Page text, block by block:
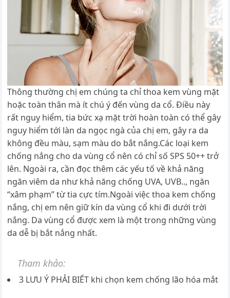
Thông thường chị em chúng ta chỉ thoa kem vùng mặt
hoặc toàn thân mà ít chú ý đến vùng da cổ. Điều này
rất nguy hiểm, tia bức xạ mặt trời hoàn toàn có thể gây
nguy hiểm tới làn da ngọc ngà của chị em, gây ra da
không đều màu, sạm màu do bắt nắng.Các loại kem
chống nắng cho da vùng cổ nên có chỉ số SPS 50++ trở
lên. Ngoài ra, cần đọc thêm các yếu tố về khả năng
ngăn viêm da như khả năng chống UVA, UVB.., ngăn
“xâm phạm” từ tia cực tím.Ngoài việc thoa kem chống
nắng, chị em nên giữ kín da vùng cổ khi đi dưới trời
nắng. Da vùng cổ được xem là một trong những vùng
da dễ bị bắt nắng nhất.
Tham khảo:
3 LƯU Ý PHẢI BIẾT khi chọn kem chống lão hóa mắt